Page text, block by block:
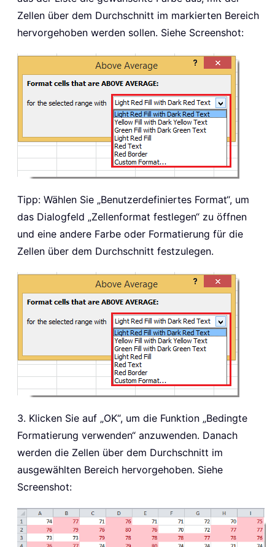
Zellen über dem Durchschnitt im markierten Bereich
hervorgehoben werden sollen. Siehe Screenshot:
Tipp: Wählen Sie „Benutzerdefiniertes Format“, um
das Dialogfeld „Zellenformat festlegen“ zu öffnen
und eine andere Farbe oder Formatierung für die
Zellen über dem Durchschnitt festzulegen.
3. Klicken Sie auf „OK“, um die Funktion „Bedingte
Formatierung verwenden“ anzuwenden. Danach
werden die Zellen über dem Durchschnitt im
ausgewählten Bereich hervorgehoben. Siehe
Screenshot: